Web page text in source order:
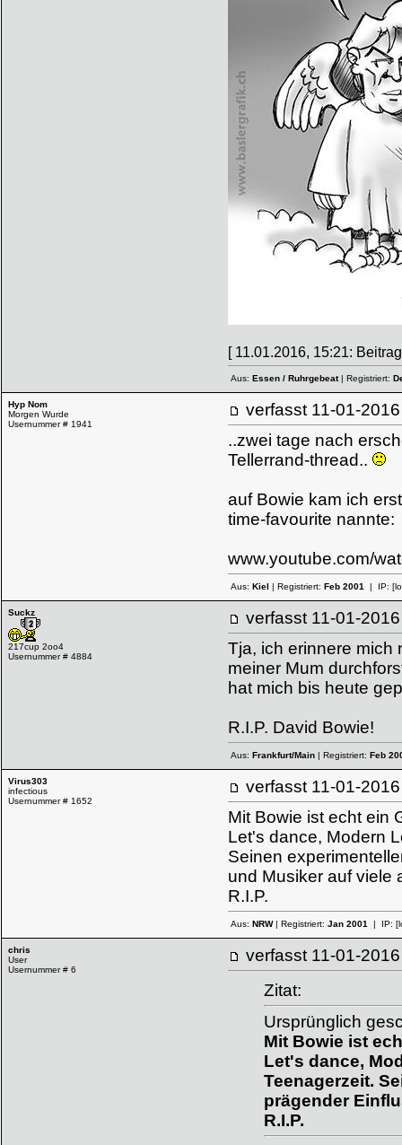
[ 11.01.2016, 15:21:
Aus: Essen / Ruhrgebeat| Registriert:
Hyp Nom
Morgen Wurde
Usernummer # 1941
verfasst 11-01-
..zwei tage nach
Tellerrand-thread..
auf Bowie kam ich
time-favourite nannte:
www.youtube.com/
Aus: Kiel | Registriert: Feb 2001 | IP:
Suckz
217cup 2oo4
Usernummer # 4884
verfasst 11-01-
Tja, ich erinnere mich
meiner Mum
hat mich bis heute
R.I.P. David Bowie!
Aus: Frankfurt/Main | Registriert: Feb
Virus303
infectious
Usernummer # 1652
verfasst 11-01-
Mit Bowie ist echt ein
Let's dance, Modern
Seinen
und Musiker auf viele
R.I.P.
Aus: NRW| Registriert: Jan 2001 | IP:
chris
User
Usernummer # 6
verfasst 11-01-
Zitat:
Ursprünglich
Mit Bowie ist
Let's dance,
Teenagerzeit.
prägender
R.I.P.